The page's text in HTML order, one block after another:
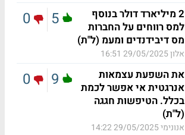
2 מיליארד דולר בנוסף
למס רווחים על החברות
מס דיבידנדים ומעמ (ל"ת)
אלון29/05/2025 16:51
5
0
את השפעת עצמאות
אנרגטית אי אפשר לכמת
בכלל. הטיפשות חגגה
(ל"ת)
אנונימי29/05/2025 14:22
9
0